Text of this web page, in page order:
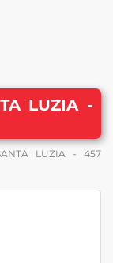
LUZIA -
LUZIA - 457